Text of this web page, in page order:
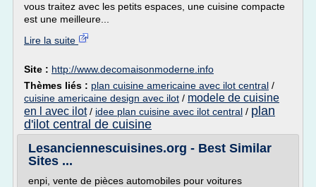
vous traitez avec les petits espaces, une cuisine compacte
est une meilleure...
Lire la suite
Site : http://www.decomaisonmoderne.info
Thèmes liés : plan cuisine americaine avec ilot central /
cuisine americaine design avec ilot / modele de cuisine
en l avec ilot/ idee plan cuisine avec ilot central / plan
d'ilot central de cuisine
Lesanciennescuisines.org - Best Similar
Sites ...
enpi, vente de pièces automobiles pour voitures